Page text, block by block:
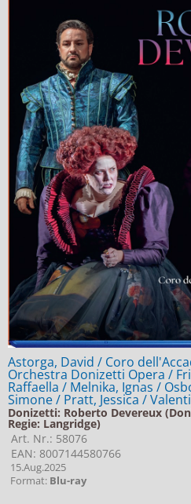
Astorga, David / Coro
Orchestra Donizetti Opera /
Raffaella / Melnika, Ignas /
Simone / Pratt, Jessica /
Donizetti: Roberto Devereux
Regie: Langridge)
Art. Nr.: 58076
EAN: 8007144580766
15.Aug.2025
Format: Blu-ray